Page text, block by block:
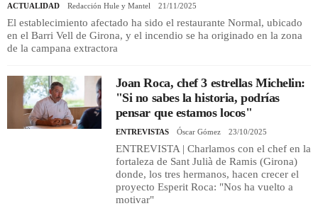
ACTUALIDAD Redacción Hule y Mantel 21/11/2025
El establecimiento afectado ha sido el restaurante Normal, ubicado
en el Barri Vell de Girona, y el incendio se ha originado en la zona
de la campana extractora
Joan Roca, chef 3 estrellas Michelin:
"Si no sabes la historia, podrías
pensar que estamos locos"
ENTREVISTAS Óscar Gómez 23/10/2025
ENTREVISTA | Charlamos con el chef en la
fortaleza de Sant Julià de Ramis (Girona)
donde, los tres hermanos, hacen crecer el
proyecto Esperit Roca: "Nos ha vuelto a
motivar"